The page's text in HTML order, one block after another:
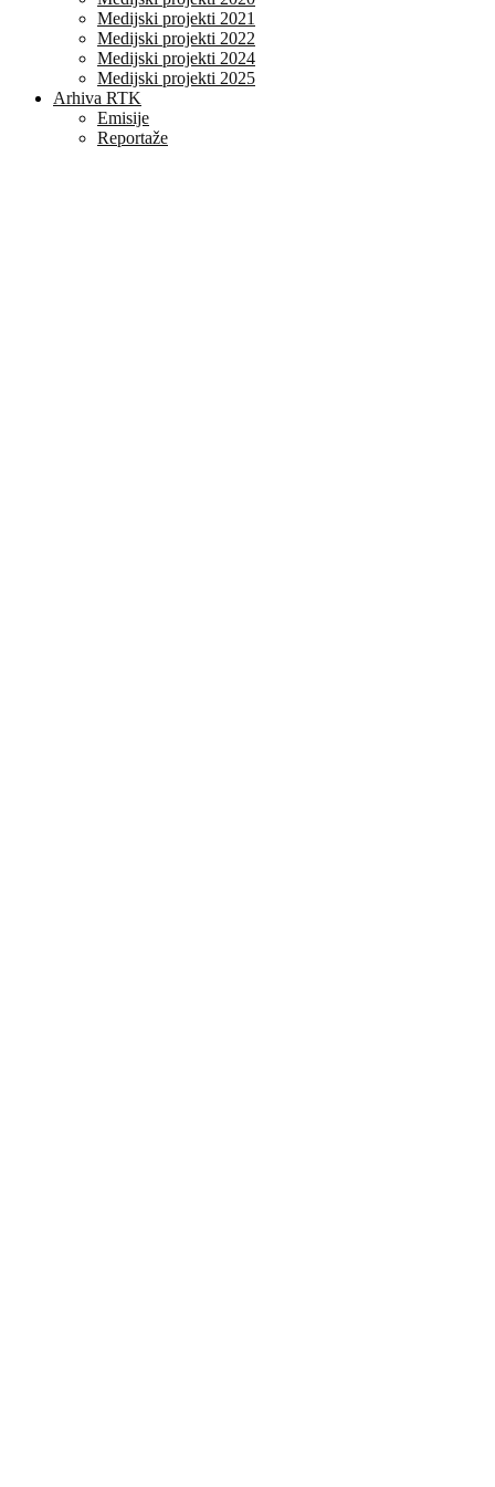
Medijski projekti 2021
Medijski projekti 2022
Medijski projekti 2024
Medijski projekti 2025
Arhiva RTK
Emisije
Reportaže